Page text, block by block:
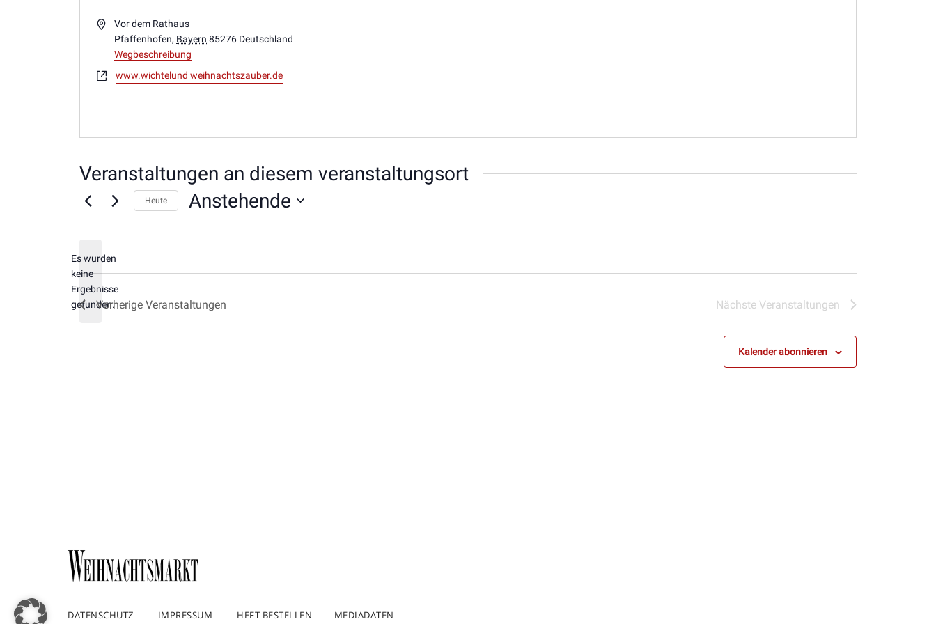
AdresseVor dem Rathaus
Pfaffenhofen, Bayern 85276 Deutschland
Wegbeschreibung
Webseitewww.wichtelund weihnachtszauber.de
Veranstaltungen an diesem veranstaltungsort
Hinweis
Es wurden
keine
Ergebnisse
gefunden.
Heute Anstehende
Vorherige Veranstaltungen Nächste Veranstaltungen
Kalender abonnieren
DATENSCHUTZ IMPRESSUM HEFT BESTELLEN MEDIADATEN